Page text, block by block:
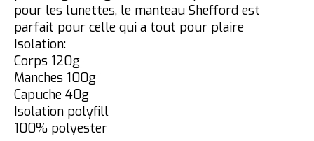
pour les lunettes, le manteau Shefford est
parfait pour celle qui a tout pour plaire
Isolation:
Corps 120g
Manches 100g
Capuche 40g
Isolation polyfill
100% polyester